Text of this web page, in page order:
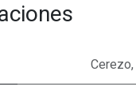
Cerezo,